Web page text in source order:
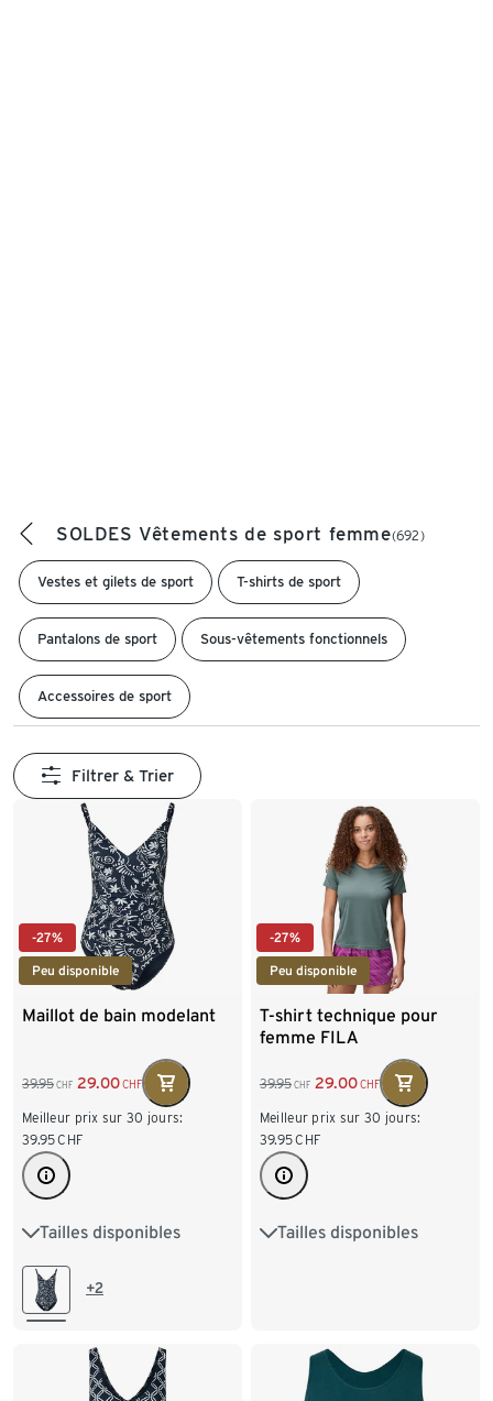
SOLDES Vêtements de sport femme(692)
Vestes et gilets de sport T-shirts de sport
Pantalons de sport Sous-vêtements fonctionnels
Accessoires de sport
Filtrer & Trier
-27%
Peu disponible
Maillot de bain modelant
39.95 CHF 29.00CHF
Meilleur prix sur 30 jours:
39.95CHF
Tailles disponibles
38 40 42 44
46 48
+2
-27%
Peu disponible
T-shirt technique pour
femme FILA
39.95 CHF 29.00CHF
Meilleur prix sur 30 jours:
39.95CHF
Tailles disponibles
XS 32/34 S 36/38